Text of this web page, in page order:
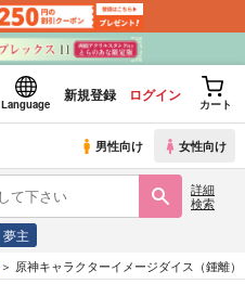
Language
新規登録 ログイン
カート
男性向け 女性向け
詳細
検索
夢主
原神キャラクターイメージダイス（鍾離）